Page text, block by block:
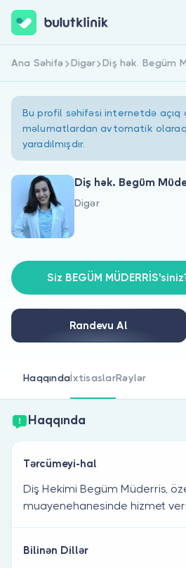
Haqqımızda
Xəstələr üçün
Həkimlər üçün
Qeydiyyat
Ana Səhifə Digər Diş hək. Begüm
Bu profil səhifəsi internetdə açıq
məlumatlardan avtomatik olaraq
yaradılmışdır.
Diş hək. Begüm
Digər
Siz BEGÜM
Randevu Al
HaqqındaİxtisaslarRəylər
Haqqında
Tərcümeyi-hal
Diş Hekimi Begüm Müderris,
muayenehanesinde hizmet
Bilinən Dillər